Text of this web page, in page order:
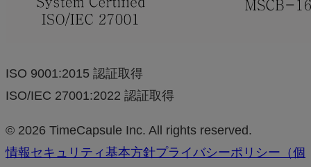
ISO 9001:2015 認証取得
ISO/IEC 27001:2022 認証取得
© 2026 TimeCapsule Inc. All rights reserved.
情報セキュリティ基本方針プライバシーポリシー（個